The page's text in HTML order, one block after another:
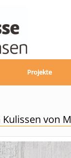
Projekte
von